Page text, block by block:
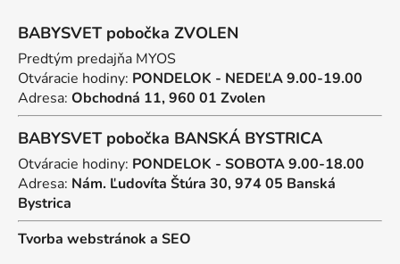
BABYSVET pobočka ZVOLEN
Predtým predajňa MYOS
Otváracie hodiny: PONDELOK - NEDEĽA 9.00-19.00
Adresa: Obchodná 11, 960 01 Zvolen
BABYSVET pobočka BANSKÁ BYSTRICA
Otváracie hodiny: PONDELOK - SOBOTA 9.00-18.00
Adresa: Nám. Ľudovíta Štúra 30, 974 05 Banská
Bystrica
Tvorba webstránok a SEO